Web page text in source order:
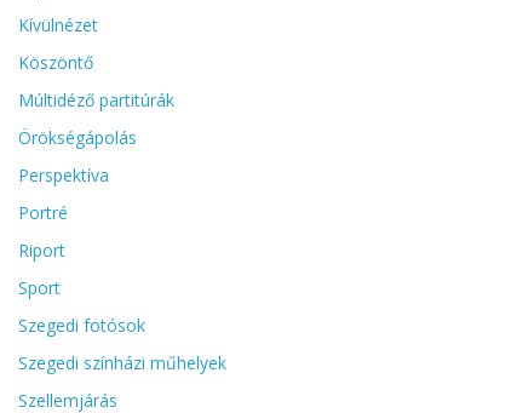
Kívülnézet
Köszöntő
Múltidéző partitúrák
Örökségápolás
Perspektíva
Portré
Riport
Sport
Szegedi fotósok
Szegedi színházi műhelyek
Szellemjárás